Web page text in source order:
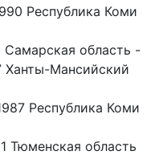
Республика Коми
Самарская область -
Ханты-Мансийский
Республика Коми
Тюменская область